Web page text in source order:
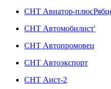
СНТ Авиатор-
СНТ Автомобилист'
СНТ Автопромовец
СНТ Автоэкспорт
СНТ Аист-2